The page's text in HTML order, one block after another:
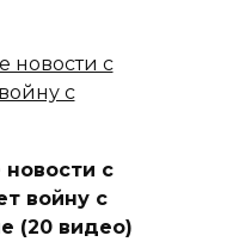
с
войну с
(20 видео)